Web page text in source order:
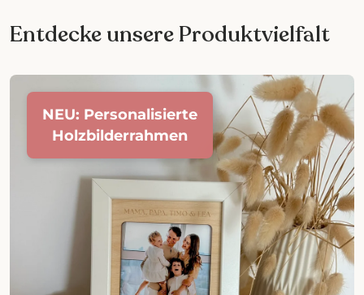
Entdecke unsere Produktvielfalt
NEU: Personalisierte
Holzbilderrahmen